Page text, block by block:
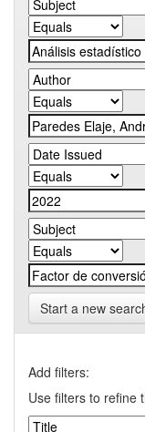
Start a new
Add filters:
Use filters to refine